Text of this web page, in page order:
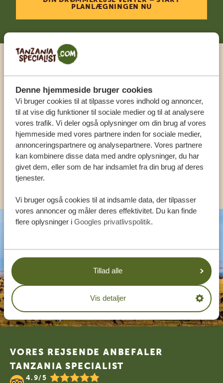
Denne hjemmeside bruger cookies
Vi bruger cookies til at tilpasse vores indhold og annoncer,
til at vise dig funktioner til sociale medier og til at analysere
vores trafik. Vi deler også oplysninger om din brug af vores
hjemmeside med vores partnere inden for sociale medier,
annonceringspartnere og analysepartnere. Vores partnere
kan kombinere disse data med andre oplysninger, du har
givet dem, eller som de har indsamlet fra din brug af deres
tjenester.
Vi bruger også cookies til at indsamle data, der tilpasser
vores annoncer og måler deres effektivitet. Du kan finde
flere oplysninger i Googles privatlivspolitik.
Tillad alle
Vis detaljer
PLANLÆGNINGEN NU
Ring til en ekspert
VORES SPECIALISTER SIDDER KLAR TIL AT
HJÆLPE DIG
DA: +4589878233
Footer
VORES REJSENDE ANBEFALER
TANZANIA SPECIALIST
4.9/5